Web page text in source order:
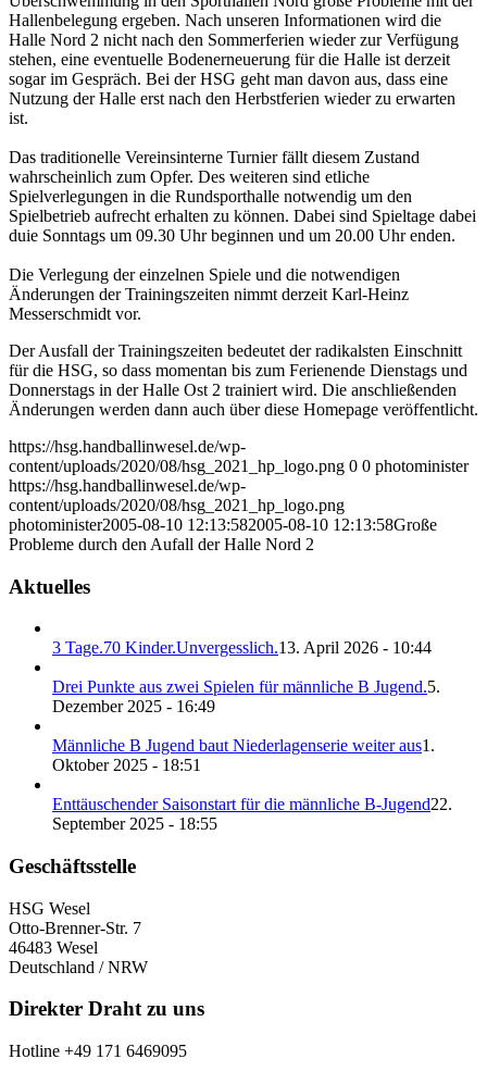
Hallenbelegung ergeben. Nach unseren Informationen wird die
Halle Nord 2 nicht nach den Sommerferien wieder zur Verfügung
stehen, eine eventuelle Bodenerneuerung für die Halle ist derzeit
sogar im Gespräch. Bei der HSG geht man davon aus, dass eine
Nutzung der Halle erst nach den Herbstferien wieder zu erwarten
ist.
Das traditionelle Vereinsinterne Turnier fällt diesem Zustand
wahrscheinlich zum Opfer. Des weiteren sind etliche
Spielverlegungen in die Rundsporthalle notwendig um den
Spielbetrieb aufrecht erhalten zu können. Dabei sind Spieltage dabei
duie Sonntags um 09.30 Uhr beginnen und um 20.00 Uhr enden.
Die Verlegung der einzelnen Spiele und die notwendigen
Änderungen der Trainingszeiten nimmt derzeit Karl-Heinz
Messerschmidt vor.
Der Ausfall der Trainingszeiten bedeutet der radikalsten Einschnitt
für die HSG, so dass momentan bis zum Ferienende Dienstags und
Donnerstags in der Halle Ost 2 trainiert wird. Die anschließenden
Änderungen werden dann auch über diese Homepage veröffentlicht.
https://hsg.handballinwesel.de/wp-
content/uploads/2020/08/hsg_2021_hp_logo.png 0 0 photominister
https://hsg.handballinwesel.de/wp-
content/uploads/2020/08/hsg_2021_hp_logo.png
photominister2005-08-10 12:13:582005-08-10 12:13:58Große
Probleme durch den Aufall der Halle Nord 2
Aktuelles
3 Tage.70 Kinder.Unvergesslich.13. April 2026 - 10:44
Drei Punkte aus zwei Spielen für männliche B Jugend.5.
Dezember 2025 - 16:49
Männliche B Jugend baut Niederlagenserie weiter aus1.
Oktober 2025 - 18:51
Enttäuschender Saisonstart für die männliche B-Jugend22.
September 2025 - 18:55
Geschäftsstelle
HSG Wesel
Otto-Brenner-Str. 7
46483 Wesel
Deutschland / NRW
Direkter Draht zu uns
Hotline +49 171 6469095